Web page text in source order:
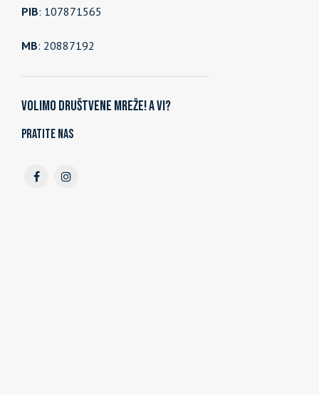
PIB: 107871565
MB: 20887192
Volimo društvene mreže! A vi?
Pratite nas